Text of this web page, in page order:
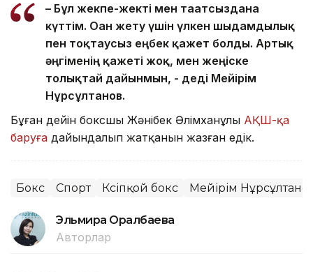
– Бұл жекпе-жекті мен тағатсыздана
күттім. Оған жету үшін үлкен шыдамдылық
пен тоқтаусыз еңбек қажет болды. Артық
әңгіменің қажеті жоқ, мен жеңіске
толықтай дайынмын, - деді Мейірім
Нұрсұлтанов.
Бұған дейін боксшы Жәнібек Әлімханұлы АҚШ-қа
баруға дайындалып жатқанын жазған едік.
Бокс Спорт Кәсіпқой бокс Мейірім
Эльмира Оралбаева
Авторлар